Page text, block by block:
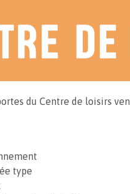
du Centre de loisirs
type